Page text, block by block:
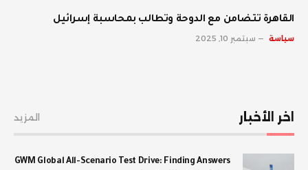
القاهرة تتضامن مع الدوحة وتطالب بمحاسبة إسرائيل
سياسة سبتمبر 10, 2025
اخر الأخبار المزيد
GWM Global All-Scenario Test Drive: Finding Answers